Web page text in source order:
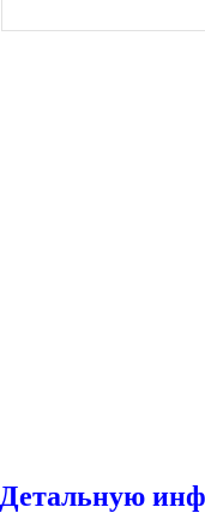
Детальную